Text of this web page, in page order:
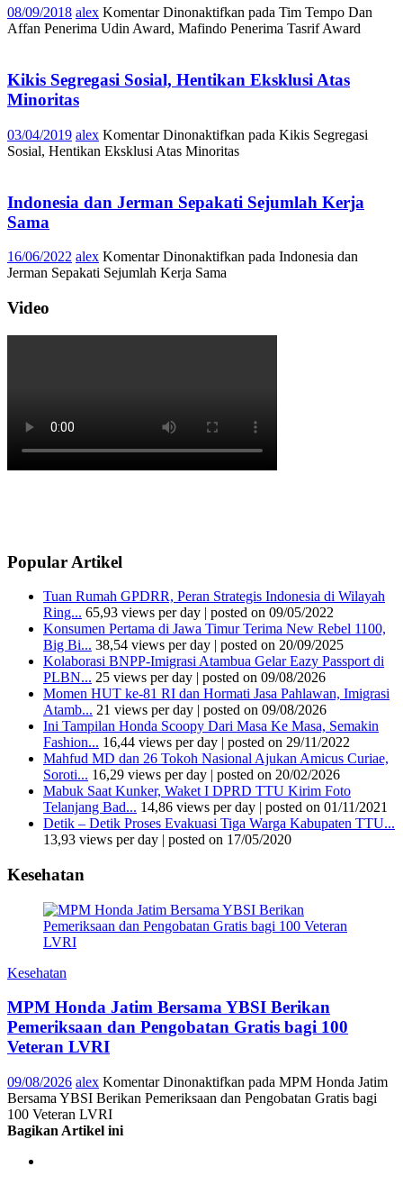
08/09/2018 alex Komentar Dinonaktifkan pada Tim Tempo Dan
Affan Penerima Udin Award, Mafindo Penerima Tasrif Award
Kikis Segregasi Sosial, Hentikan Eksklusi Atas
Minoritas
03/04/2019 alex Komentar Dinonaktifkan pada Kikis Segregasi
Sosial, Hentikan Eksklusi Atas Minoritas
Indonesia dan Jerman Sepakati Sejumlah Kerja
Sama
16/06/2022 alex Komentar Dinonaktifkan pada Indonesia dan
Jerman Sepakati Sejumlah Kerja Sama
Video
Popular Artikel
Tuan Rumah GPDRR, Peran Strategis Indonesia di Wilayah
Ring... 65,93 views per day | posted on 09/05/2022
Konsumen Pertama di Jawa Timur Terima New Rebel 1100,
Big Bi... 38,54 views per day | posted on 20/09/2025
Kolaborasi BNPP-Imigrasi Atambua Gelar Eazy Passport di
PLBN... 25 views per day | posted on 09/08/2026
Momen HUT ke-81 RI dan Hormati Jasa Pahlawan, Imigrasi
Atamb... 21 views per day | posted on 09/08/2026
Ini Tampilan Honda Scoopy Dari Masa Ke Masa, Semakin
Fashion... 16,44 views per day | posted on 29/11/2022
Mahfud MD dan 26 Tokoh Nasional Ajukan Amicus Curiae,
Soroti... 16,29 views per day | posted on 20/02/2026
Mabuk Saat Kunker, Waket I DPRD TTU Kirim Foto
Telanjang Bad... 14,86 views per day | posted on 01/11/2021
Detik – Detik Proses Evakuasi Tiga Warga Kabupaten TTU...
13,93 views per day | posted on 17/05/2020
Kesehatan
Kesehatan
MPM Honda Jatim Bersama YBSI Berikan
Pemeriksaan dan Pengobatan Gratis bagi 100
Veteran LVRI
09/08/2026 alex Komentar Dinonaktifkan pada MPM Honda Jatim
Bersama YBSI Berikan Pemeriksaan dan Pengobatan Gratis bagi
100 Veteran LVRI
Bagikan Artikel ini